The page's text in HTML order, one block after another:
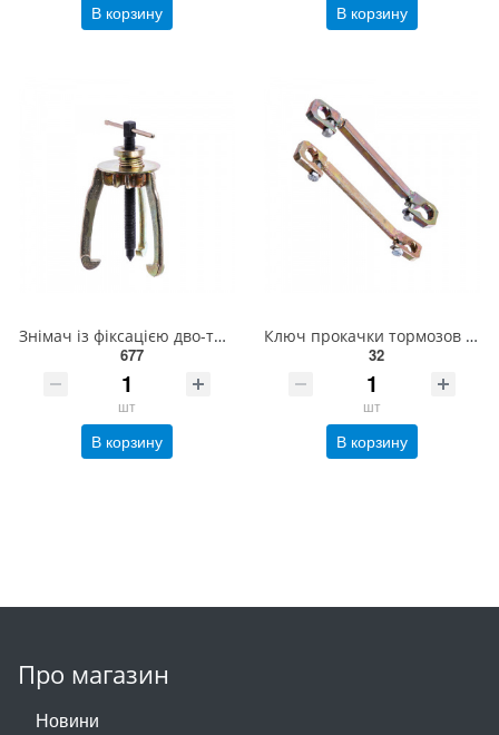
В корзину В корзину
Знімач із фіксацією дво-тризахопний (150-200 мм) СТАНДАРТ SK23L6
677
шт
В корзину
Ключ прокачки тормозов зажимной 7х9 мм (Харьков) ПР0709Х
32
шт
В корзину
Про магазин
Новини